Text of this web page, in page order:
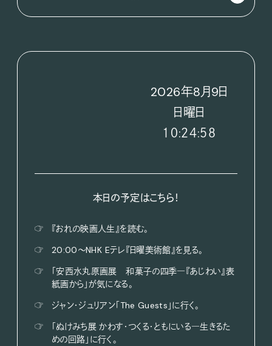
2026年8月9日
日曜日
１０:２４:５９
本日の予定はこちら！
☞
『おれの映画人生』を読む。
☞
20:00〜NHK Eテレ『日曜美術館』を見る。
☞
「安西水丸原画展 和菓子の四季―『あじわい』表
紙画から」が気になる。
☞
ジャン・ジュリアン「The Guests」に行く。
☞
「ぬけみち展 かわす・つくる・ともにいる―生きるた
めの回路」に行く。